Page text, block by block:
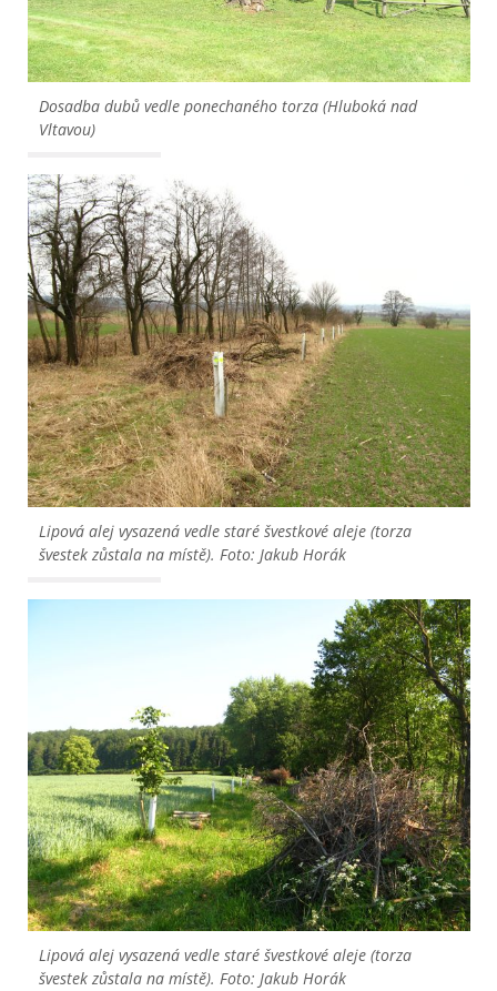
Dosadba dubů vedle ponechaného torza (Hluboká nad
Vltavou)
Lipová alej vysazená vedle staré švestkové aleje (torza
švestek zůstala na místě). Foto: Jakub Horák
Lipová alej vysazená vedle staré švestkové aleje (torza
švestek zůstala na místě). Foto: Jakub Horák